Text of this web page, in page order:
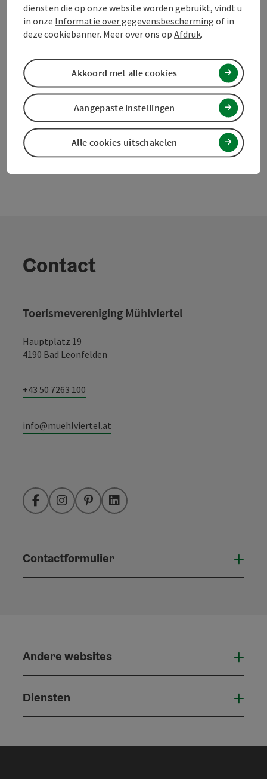
Bijdrage aankruisen
PDF aanmaken
Bijdrage printen
powered by TOURDATA Doe een suggestie
Contact
Toerismevereniging Mühlviertel
Hauptplatz 19
4190 Bad Leonfelden
+43 50 7263 100
info@muehlviertel.at
FacebookInstagramPinterestLinkedIn
Contactformulier
Andere websites
Diensten
diensten die op onze website worden gebruikt, vindt u
in onze Informatie over gegevensbescherming of in
deze cookiebanner. Meer over ons opAfdruk.
Alle cookies uitschakelen
Aangepaste instellingen
Akkoord met alle cookies